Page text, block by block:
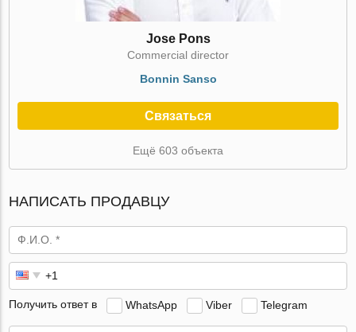
Jose Pons
Commercial director
Bonnin Sanso
Связаться
Ещё 603 объекта
НАПИСАТЬ ПРОДАВЦУ
Получить ответ в WhatsApp Viber Telegram